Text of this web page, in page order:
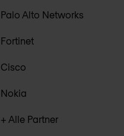
Palo Alto Networks
Fortinet
Cisco
Nokia
+ Alle Partner